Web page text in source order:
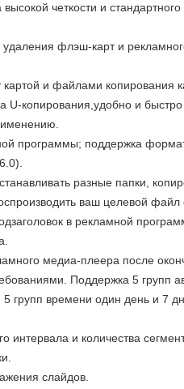
четкости и
флэш-карт и
и файлами копирования
U-копирования,удобно и
программы; поддержка
разные папки,
ваш целевой файл
в рекламной
медиа-плеера после
Поддержка 5 групп
групп времени один день и 7
и количества
слайдов.